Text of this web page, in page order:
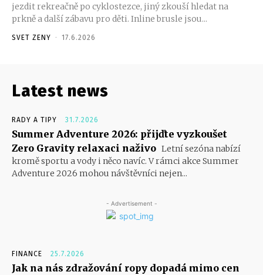
jezdit rekreačně po cyklostezce, jiný zkouší hledat na
prkně a další zábavu pro děti. Inline brusle jsou...
SVET ZENY - 17.6.2026
Latest news
RADY A TIPY 31.7.2026
Summer Adventure 2026: přijďte vyzkoušet
Zero Gravity relaxaci naživo Letní sezóna nabízí
kromě sportu a vody i něco navíc. V rámci akce Summer
Adventure 2026 mohou návštěvníci nejen...
- Advertisement -
FINANCE 25.7.2026
Jak na nás zdražování ropy dopadá mimo cen